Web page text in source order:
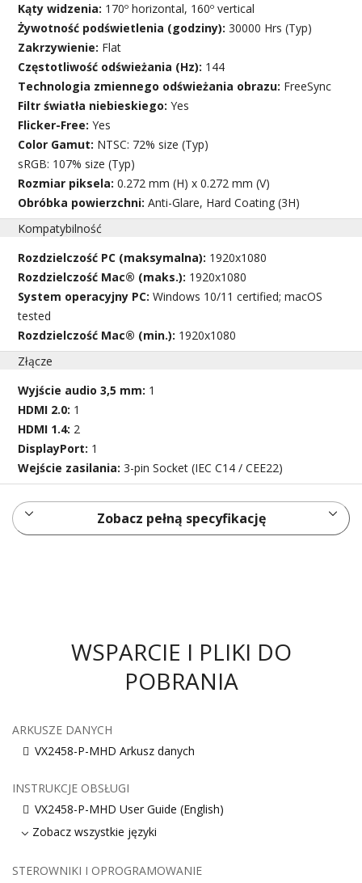
Kąty widzenia: 170º horizontal, 160º vertical
Żywotność podświetlenia (godziny):30000 Hrs (Typ)
Zakrzywienie: Flat
Częstotliwość odświeżania (Hz): 144
Technologia zmiennego odświeżania obrazu: FreeSync
Filtr światła niebieskiego:Yes
Flicker-Free:Yes
Color Gamut: NTSC: 72% size (Typ)
sRGB: 107% size (Typ)
Rozmiar piksela:0.272 mm (H) x 0.272 mm (V)
Obróbka powierzchni:Anti-Glare, Hard Coating (3H)
Kompatybilność
Rozdzielczość PC (maksymalna): 1920x1080
Rozdzielczość Mac® (maks.): 1920x1080
System operacyjny PC:Windows 10/11 certified; macOS
tested
Rozdzielczość Mac® (min.): 1920x1080
Złącze
Wyjście audio 3,5 mm: 1
HDMI 2.0: 1
HDMI 1.4: 2
DisplayPort: 1
Wejście zasilania:3-pin Socket (IEC C14 / CEE22)
Zobacz pełną specyfikację
WSPARCIE I PLIKI DO
POBRANIA
ARKUSZE DANYCH
VX2458-P-MHD Arkusz danych
INSTRUKCJE OBSŁUGI
VX2458-P-MHD User Guide (English)
Zobacz wszystkie języki
STEROWNIKI I OPROGRAMOWANIE